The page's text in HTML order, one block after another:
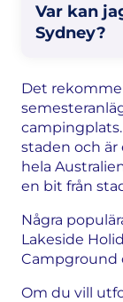
Var kan
Sydney?
Det
staden och är
hela
en bit från
Några
Lakeside
Campground
Om du vill